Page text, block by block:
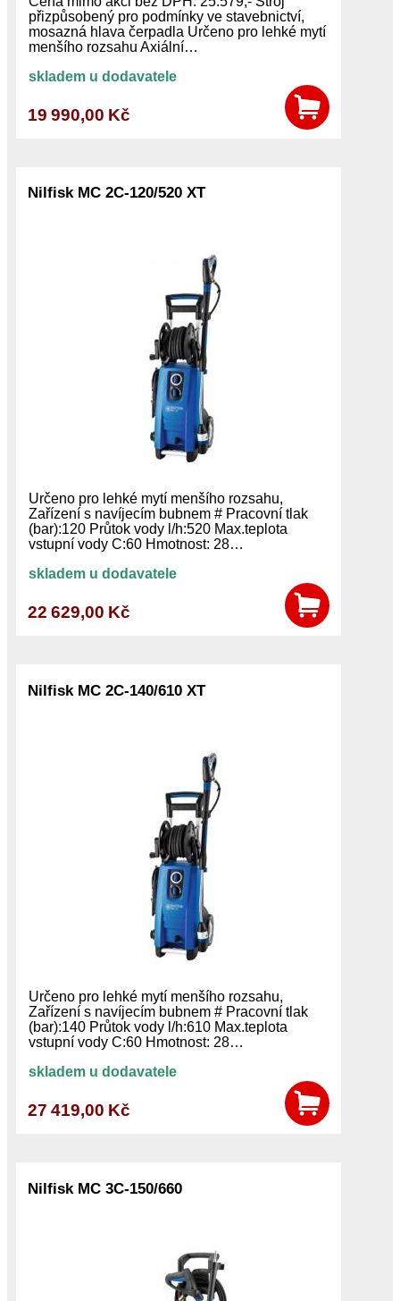
přizpůsobený pro podmínky ve stavebnictví,
mosazná hlava čerpadla Určeno pro lehké mytí
menšího rozsahu Axiální…
skladem u dodavatele
19 990,00 Kč
Nilfisk MC 2C-120/520 XT
Určeno pro lehké mytí menšího rozsahu,
Zařízení s navíjecím bubnem # Pracovní tlak
(bar):120 Průtok vody l/h:520 Max.teplota
vstupní vody C:60 Hmotnost: 28…
skladem u dodavatele
22 629,00 Kč
Nilfisk MC 2C-140/610 XT
Určeno pro lehké mytí menšího rozsahu,
Zařízení s navíjecím bubnem # Pracovní tlak
(bar):140 Průtok vody l/h:610 Max.teplota
vstupní vody C:60 Hmotnost: 28…
skladem u dodavatele
27 419,00 Kč
Nilfisk MC 3C-150/660